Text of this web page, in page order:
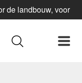
de landbouw, voor